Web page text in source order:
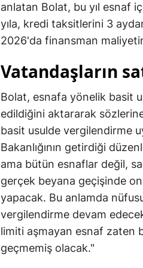
anlatan Bolat, bu yıl esnaf
yıla, kredi taksitlerini 3
2026'da finansman
Vatandaşların
Bolat, esnafa yönelik basit
edildiğini aktararak
basit usulde vergilendirme
Bakanlığının getirdiği
ama bütün esnaflar değil,
gerçek beyana geçişinde
yapacak. Bu anlamda
vergilendirme devam
limiti aşmayan esnaf zaten
geçmemiş olacak."